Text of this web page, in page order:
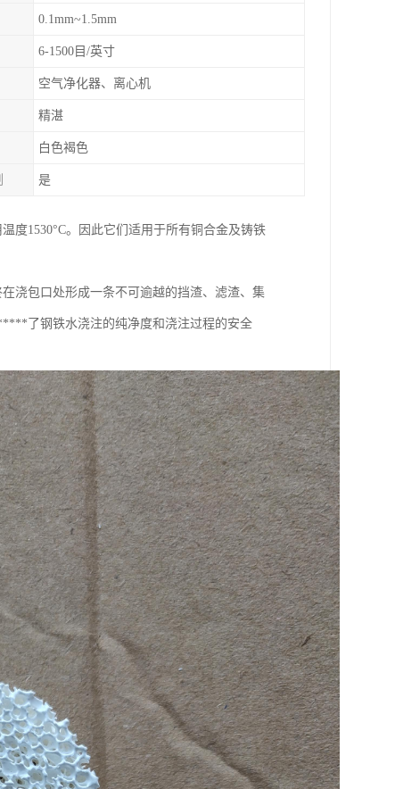
0.1mm~1.5mm
6-1500目/英寸
空气净化器、离心机
精湛
白色褐色
是
度1530°C。因此它们适用于所有铜合金及铸铁
浇包口处形成一条不可逾越的挡渣、滤渣、集
了钢铁水浇注的纯净度和浇注过程的安全